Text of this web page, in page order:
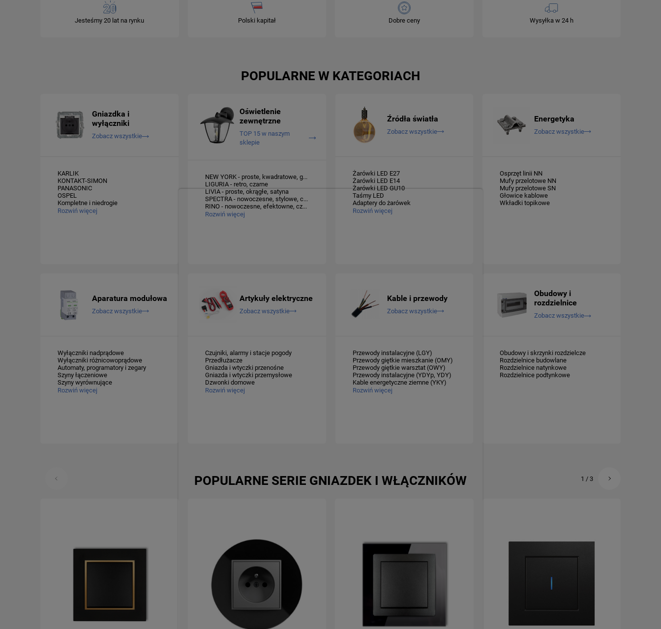
Jesteśmy 20 lat na rynku Polski kapitał Dobre ceny Wysyłka w 24 h
POPULARNE W KATEGORIACH
Gniazdka i
wyłączniki
Zobacz wszystkie
KARLIK
KONTAKT-SIMON
PANASONIC
OSPEL
Kompletne i niedrogie
Rozwiń więcej
Oświetlenie
zewnętrzne
TOP 15 w naszym
sklepie
NEW YORK - proste, kwadratowe, grafit
LIGURIA - retro, czarne
LIVIA - proste, okrągłe, satyna
SPECTRA - nowoczesne, stylowe, czarne
RINO - nowoczesne, efektowne, czarne
Rozwiń więcej
Źródła światła
Zobacz wszystkie
Żarówki LED E27
Żarówki LED E14
Żarówki LED GU10
Taśmy LED
Adaptery do żarówek
Rozwiń więcej
Energetyka
Zobacz wszystkie
Osprzęt linii NN
Mufy przelotowe NN
Mufy przelotowe SN
Głowice kablowe
Wkładki topikowe
Aparatura modułowa
Zobacz wszystkie
Wyłączniki nadprądowe
Wyłączniki różnicowoprądowe
Automaty, programatory i zegary
Szyny łączeniowe
Szyny wyrównujące
Rozwiń więcej
Artykuły elektryczne
Zobacz wszystkie
Czujniki, alarmy i stacje pogody
Przedłużacze
Gniazda i wtyczki przenośne
Gniazda i wtyczki przemysłowe
Dzwonki domowe
Rozwiń więcej
Kable i przewody
Zobacz wszystkie
przewody instalacyjne (LGY)
przewody giętkie mieszkanie (OMY)
przewody giętkie warsztat (OWY)
przewody instalacyjne (YDYp, YDY)
kable energetyczne ziemne (YKY)
Rozwiń więcej
Obudowy i
rozdzielnice
Zobacz wszystkie
Obudowy i skrzynki rozdzielcze
Rozdzielnice budowlane
Rozdzielnice natynkowe
Rozdzielnice podtynkowe
POPULARNE SERIE GNIAZDEK I WŁĄCZNIKÓW 1 / 3